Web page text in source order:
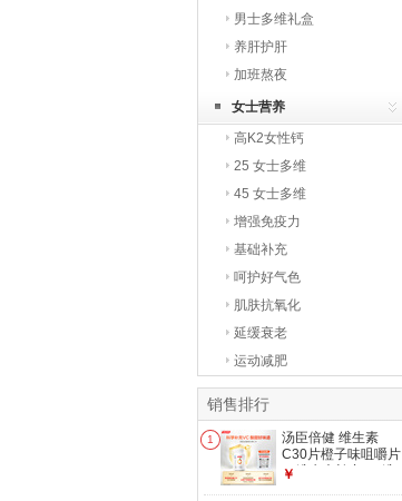
男士多维礼盒
养肝护肝
加班熬夜
女士营养
高K2女性钙
25 女士多维
45 女士多维
增强免疫力
基础补充
呵护好气色
肌肤抗氧化
延缓衰老
运动减肥
销售排行
1
汤臣倍健 维生素
C30片橙子味咀嚼片
vc维生素补充VC维c
￥